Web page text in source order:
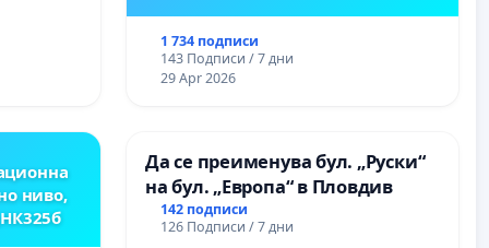
1 734 подписи
143 Подписи / 7 дни
29 Apr 2026
ниво,
Да се преименува бул. „Руски“
на бул. „Европа“ в Пловдив
142 подписи
126 Подписи / 7 дни